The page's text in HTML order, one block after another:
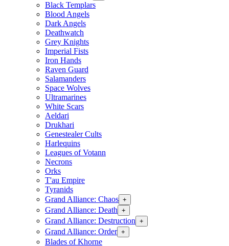
Black Templars
Blood Angels
Dark Angels
Deathwatch
Grey Knights
Imperial Fists
Iron Hands
Raven Guard
Salamanders
Space Wolves
Ultramarines
White Scars
Aeldari
Drukhari
Genestealer Cults
Harlequins
Leagues of Votann
Necrons
Orks
T'au Empire
Tyranids
Grand Alliance: Chaos +
Grand Alliance: Death +
Grand Alliance: Destruction +
Grand Alliance: Order +
Blades of Khorne